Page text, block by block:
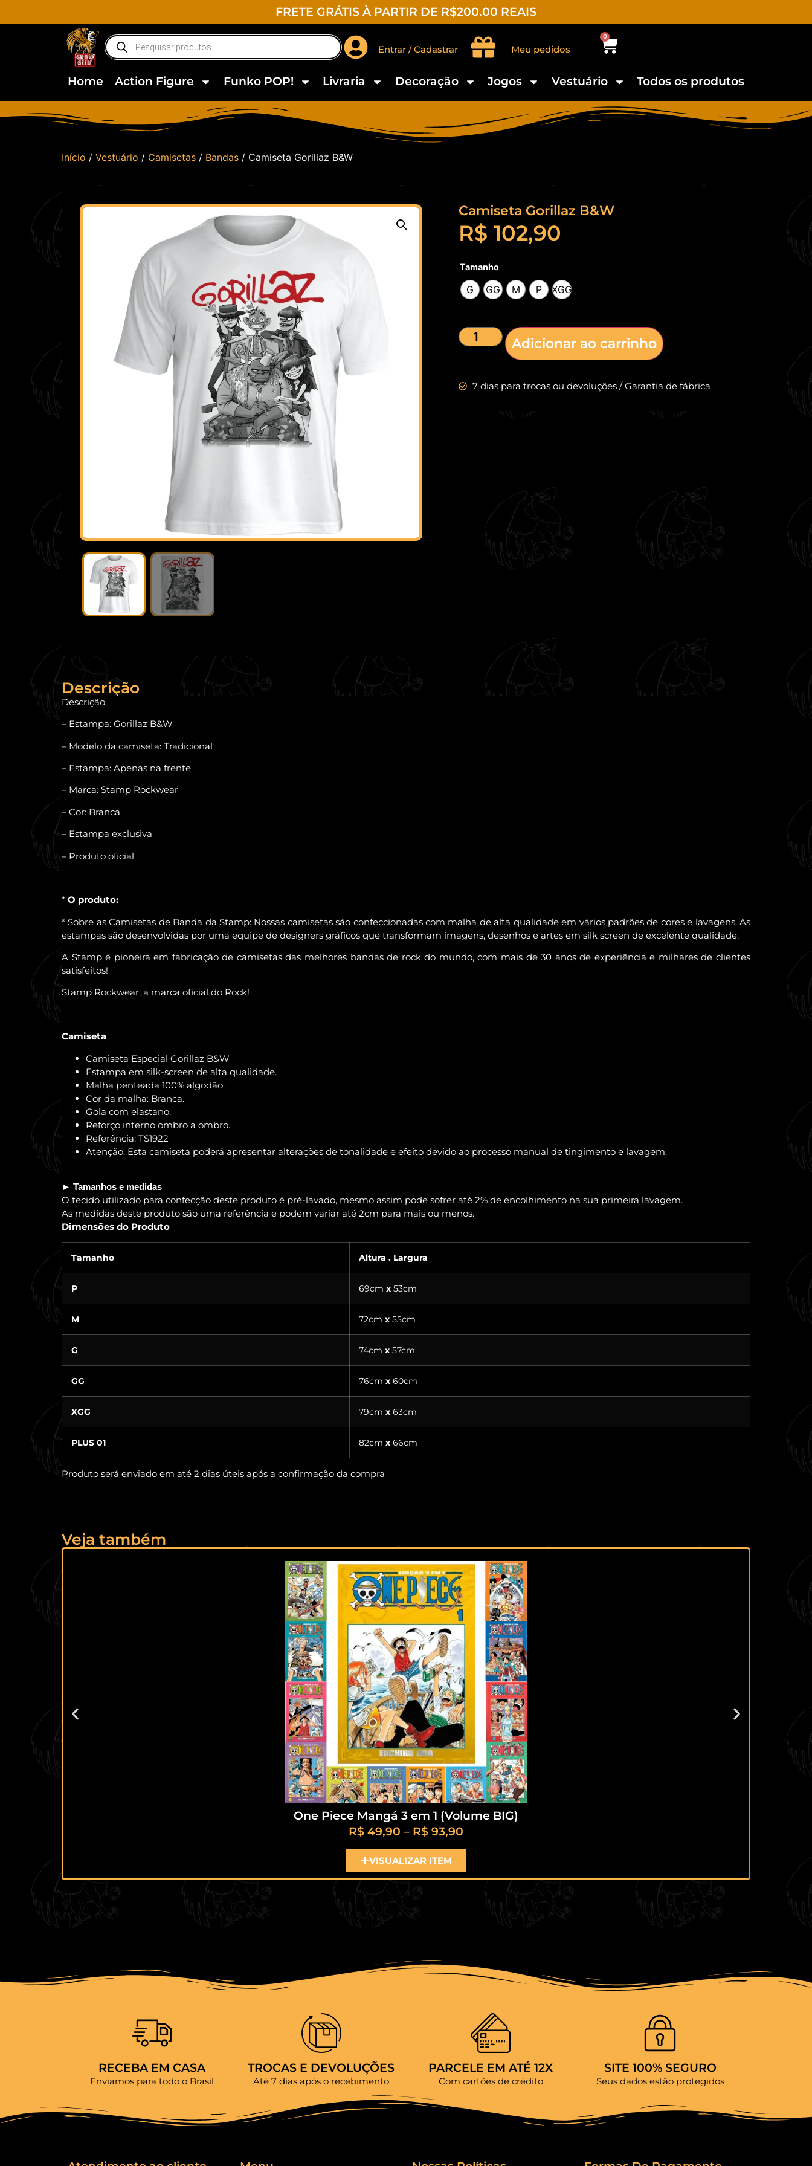
FRETE GRÁTIS À PARTIR DE R$200.00 REAIS
Entrar / Cadastrar Meu pedidos
0
Home Action Figure Funko POP! Livraria Decoração Jogos Vestuário Todos os produtos
Início / Vestuário / Camisetas / Bandas / Camiseta Gorillaz B&W
Camiseta Gorillaz B&W
R$ 102,90
Tamanho
G GG M P XGG
Adicionar ao carrinho
7 dias para trocas ou devoluções / Garantia de fábrica
Descrição
Descrição
– Estampa: Gorillaz B&W
– Modelo da camiseta: Tradicional
– Estampa: Apenas na frente
– Marca: Stamp Rockwear
– Cor: Branca
– Estampa exclusiva
– Produto oficial
* O produto:
*Sobre as Camisetas de Banda da Stamp: Nossas camisetas são confeccionadas com malha de alta qualidade em vários padrões de cores e lavagens. As
estampas são desenvolvidas por uma equipe de designers gráficos que transformam imagens, desenhos e artes em silk screen de excelente qualidade.
A Stamp é pioneira em fabricação de camisetas das melhores bandas de rock do mundo, com mais de 30 anos de experiência e milhares de clientes
satisfeitos!
Stamp Rockwear, a marca oficial do Rock!
Camiseta
Camiseta Especial Gorillaz B&W
Estampa em silk-screen de alta qualidade.
Malha penteada 100% algodão.
Cor da malha: Branca.
Gola com elastano.
Reforço interno ombro a ombro.
Referência: TS1922
Atenção: Esta camiseta poderá apresentar alterações de tonalidade e efeito devido ao processo manual de tingimento e lavagem.
► Tamanhos e medidas
O tecido utilizado para confecção deste produto é pré-lavado, mesmo assim pode sofrer até 2% de encolhimento na sua primeira lavagem.
As medidas deste produto são uma referência e podem variar até 2cm para mais ou menos.
Dimensões do Produto
Tamanho Altura . Largura
P 69cm x 53cm
M 72cm x 55cm
G 74cm x 57cm
GG 76cm x 60cm
XGG 79cm x 63cm
PLUS 01 82cm x 66cm
Produto será enviado em até 2 dias úteis após a confirmação da compra
Veja também
One Piece Mangá 3 em 1 (Volume BIG)
R$ 49,90 – R$ 93,90
VISUALIZAR ITEM
RECEBA EM CASA
Enviamos para todo o Brasil
TROCAS E DEVOLUÇÕES
Até 7 dias após o recebimento
PARCELE EM ATÉ 12X
Com cartões de crédito
SITE 100% SEGURO
Seus dados estão protegidos